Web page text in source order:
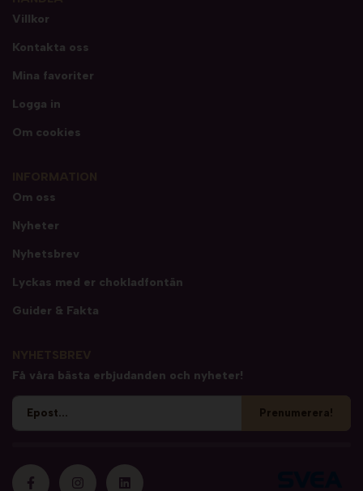
Villkor
Kontakta oss
Mina favoriter
Logga in
Om cookies
Om oss
Nyheter
Nyhetsbrev
Lyckas med er chokladfontän
Guider & Fakta
Få våra bästa erbjudanden och nyheter!
Prenumerera!